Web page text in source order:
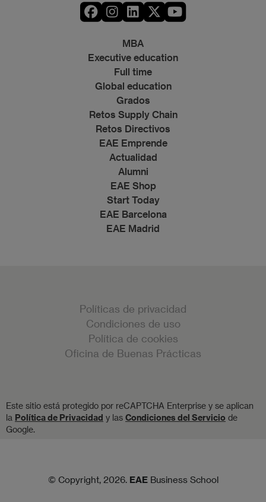
MBA
Executive education
Full time
Global education
Grados
Retos Supply Chain
Retos Directivos
EAE Emprende
Actualidad
Alumni
EAE Shop
Start Today
EAE Barcelona
EAE Madrid
Políticas de privacidad
Condiciones de uso
Política de cookies
Oficina de Buenas Prácticas
Este sitio está protegido por reCAPTCHA Enterprise y se aplican
la Política de Privacidad y las Condiciones del Servicio de
Google.
© Copyright, 2026. EAE Business School